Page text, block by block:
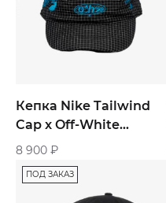
Кепка Nike Tailwind
Cap x Off-White
«Black»
8 900 ₽
ПОД ЗАКАЗ